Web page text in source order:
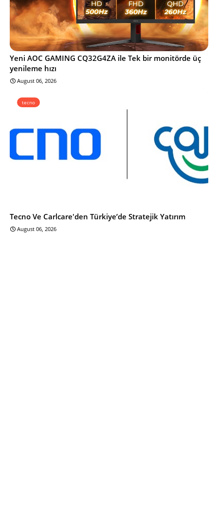
Yeni AOC GAMING CQ32G4ZA ile Tek bir monitörde üç
yenileme hızı
August 06, 2026
tecno
Tecno Ve Carlcare'den Türkiye’de Stratejik Yatırım
August 06, 2026